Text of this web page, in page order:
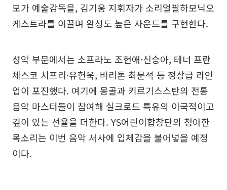
모가 예술감독을, 김기웅 지휘자가 소리얼필하모닉오
케스트라를 이끌며 완성도 높은 사운드를 구현한다.
성악 부문에서는 소프라노 조현애·신승아, 테너 프란
체스코 치프리·유헌욱, 바리톤 최문석 등 정상급 라인
업이 포진했다. 여기에 몽골과 키르기스스탄의 전통
음악 마스터들이 참여해 실크로드 특유의 이국적이고
깊이 있는 선율을 더한다. YS어린이합창단의 청아한
목소리는 이번 음악 서사에 입체감을 불어넣을 예정
이다.